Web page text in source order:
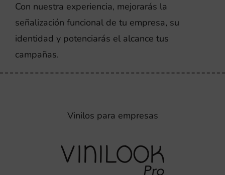
Con nuestra experiencia, mejorarás la
señalización funcional de tu empresa, su
identidad y potenciarás el alcance tus
campañas.
Vinilos para empresas